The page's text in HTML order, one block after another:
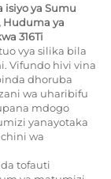
isiyo ya Sumu
Huduma ya
316Ti
vya silika bila
Vifundo hivi vina
dhoruba
wa uharibifu
mdogo
yanayotaka
wa
tofauti